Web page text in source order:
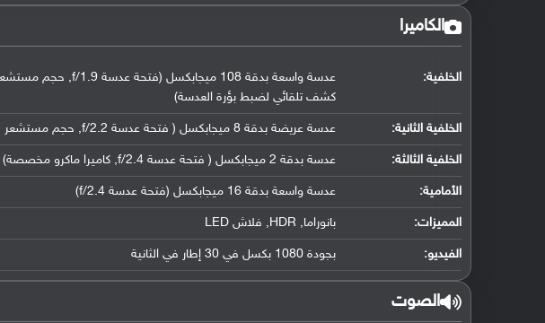
الكاميرا
الخلفية:
كشف تلقائي لضبط بؤرة العدسة)
الخلفية الثانية: عدسة عريضة بدقة 8 ميجابكسل ( فتحة عدسة f/2.2, حجم مستشعر ( 118° ))
الخلفية الثالثة: عدسة بدقة 2 ميجابكسل ( فتحة عدسة f/2.4, كاميرا ماكرو مخصصة)
الأمامية: عدسة واسعة بدقة 16 ميجابكسل (فتحة عدسة f/2.4)
المميزات: بانوراما, HDR, فلاش LED
الفيديو: بجودة 1080 بكسل في 30 إطار في الثانية
الصوت